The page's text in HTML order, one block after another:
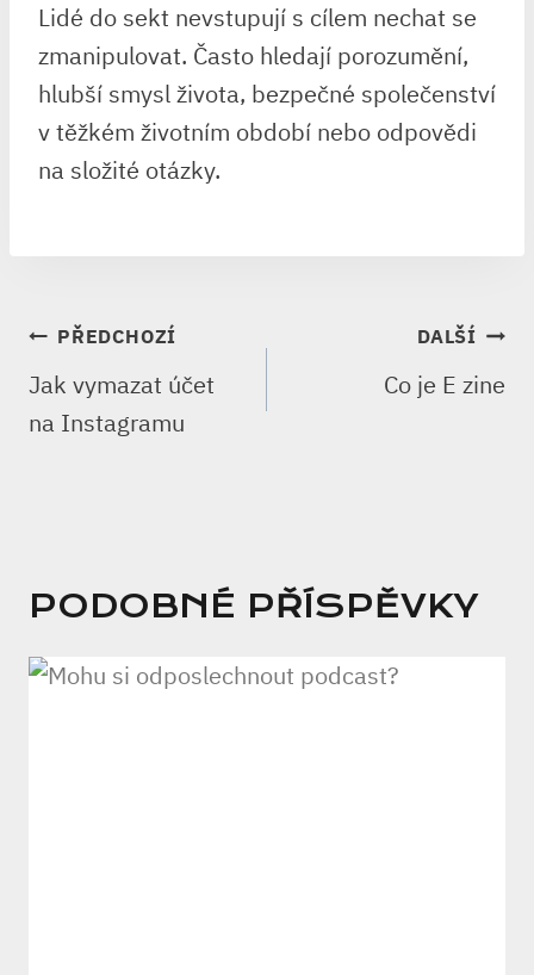
Lidé do sekt nevstupují s cílem nechat se
zmanipulovat. Často hledají porozumění,
hlubší smysl života, bezpečné společenství
v těžkém životním období nebo odpovědi
na složité otázky.
NAVIGACE
PRO
PŘÍSPĚVEK
PŘEDCHOZÍ
Jak vymazat účet
na Instagramu
DALŠÍ
Co je E zine
PODOBNÉ PŘÍSPĚVKY